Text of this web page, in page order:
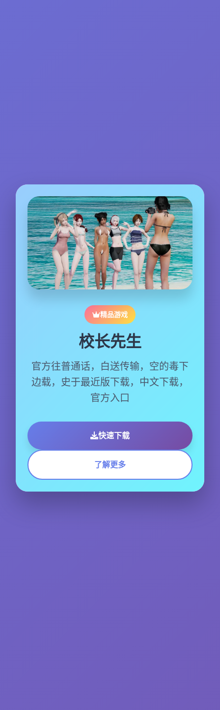
精品游戏
校长先生
官方往普通话，白送传输，空的毒下
边载，史于最近版下载，中文下载，
官方入口
快速下载
了解更多